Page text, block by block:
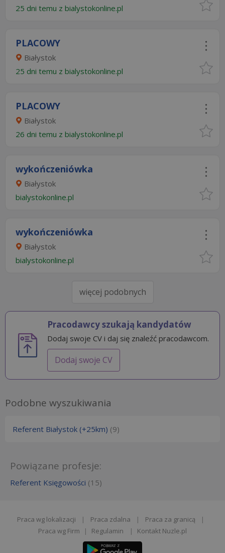
25 dni temu z bialystokonline.pl
PLACOWY
Białystok
25 dni temu z bialystokonline.pl
PLACOWY
Białystok
26 dni temu z bialystokonline.pl
wykończeniówka
Białystok
bialystokonline.pl
wykończeniówka
Białystok
bialystokonline.pl
więcej podobnych
Pracodawcy szukają kandydatów
Dodaj swoje CV i daj się znaleźć pracodawcom.
Dodaj swoje CV
Podobne wyszukiwania
Referent Białystok (+25km) (9)
Powiązane profesje:
Referent Księgowości (15)
Praca wg lokalizacji | Praca zdalna | Praca za granicą
|
Praca wg Firm
| Regulamin | Kontakt Nuzle.pl